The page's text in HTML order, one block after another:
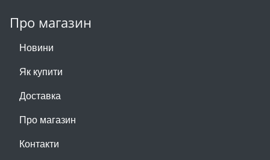
Про магазин
Новини
Як купити
Доставка
Про магазин
Контакти